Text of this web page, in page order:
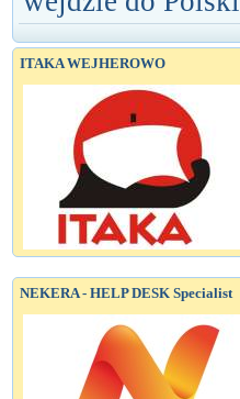
ITAKA WEJHEROWO
NEKERA - HELP DESK Specialist